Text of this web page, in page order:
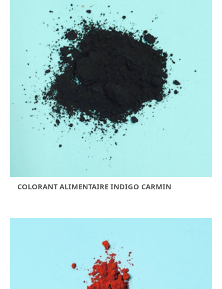
COLORANT ALIMENTAIRE INDIGO CARMIN